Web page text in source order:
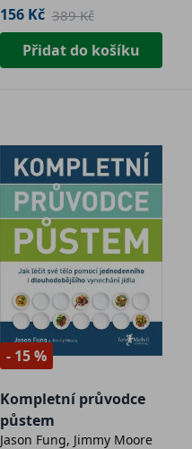
156 Kč 389 Kč
Přidat do košíku
- 15 %
Kompletní průvodce
půstem
Jason Fung, Jimmy Moore